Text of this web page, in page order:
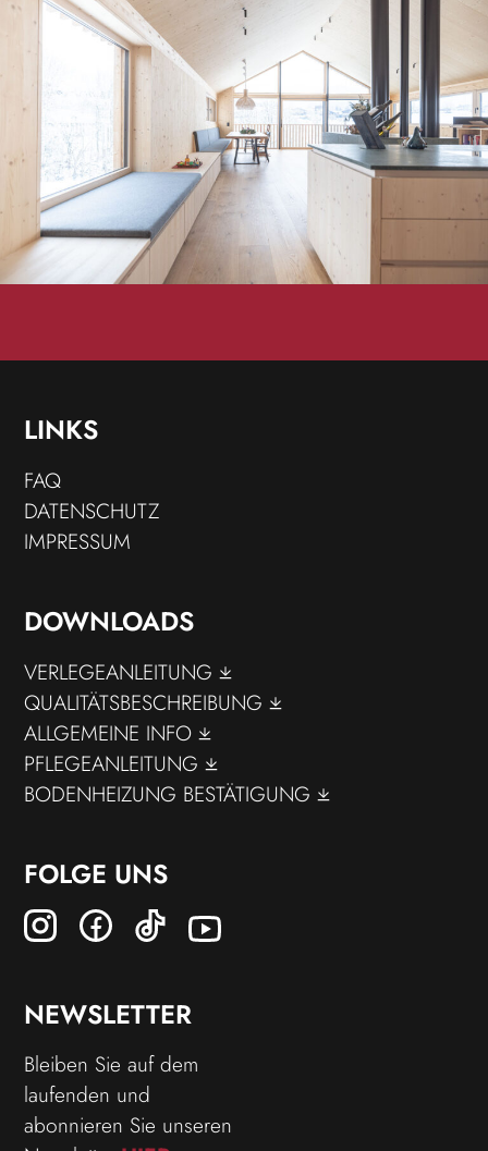
LINKS
FAQ
DATENSCHUTZ
IMPRESSUM
DOWNLOADS
VERLEGEANLEITUNG
QUALITÄTSBESCHREIBUNG
ALLGEMEINE INFO
PFLEGEANLEITUNG
BODENHEIZUNG BESTÄTIGUNG
FOLGE UNS
NEWSLETTER
Bleiben Sie auf dem
laufenden und
abonnieren Sie unseren